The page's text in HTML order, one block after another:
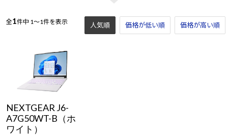
全1件中 1～1件を表示 人気順 価格が低い順 価格が高い順
NEXTGEAR J6-
A7G50WT-B（ホ
ワイト）